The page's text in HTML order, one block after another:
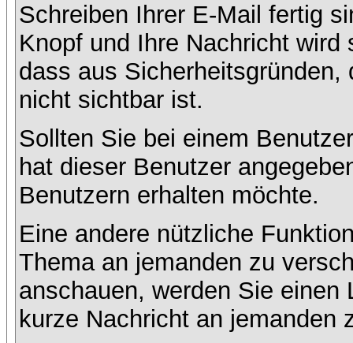
Schreiben Ihrer E-Mail fertig
Knopf und Ihre Nachricht
dass aus
nicht sichtbar ist.
Sollten Sie bei einem
hat dieser Benutzer
Benutzern erhalten möchte.
Eine andere nützliche
Thema an jemanden zu
anschauen, werden Sie
kurze Nachricht an jemanden